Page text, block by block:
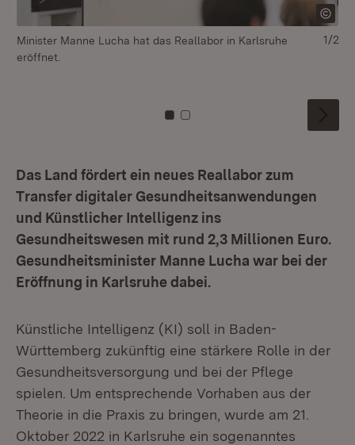
Minister Manne Lucha hat das Reallabor in Karlsruhe
eröffnet.
Zu Kachel: 0
Zu Kachel: 1
1/2
Das Land fördert ein neues Reallabor zum
Transfer digitaler Gesundheitsanwendungen
und Künstlicher Intelligenz ins
Gesundheitswesen mit rund 2,3 Millionen Euro.
Gesundheitsminister Manne Lucha war bei der
Eröffnung in Karlsruhe dabei.
Künstliche Intelligenz (KI) soll in Baden-
Württemberg zukünftig eine stärkere Rolle in der
Gesundheitsversorgung und bei der Pflege
spielen. Um entsprechende Vorhaben aus der
Theorie in die Praxis zu bringen, wurde am 21.
Oktober 2022 in Karlsruhe ein sogenanntes